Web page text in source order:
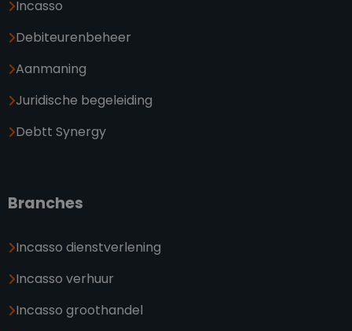
Incasso
Debiteurenbeheer
Aanmaning
Juridische begeleiding
Debtt Synergy
Branches
Incasso dienstverlening
Incasso verhuur
Incasso groothandel